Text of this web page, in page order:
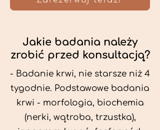
Jakie badania należy
zrobić przed konsultacją?
- Badanie krwi, nie starsze niż 4
tygodnie. Podstawowe badania
krwi - morfologia, biochemia
(nerki, wątroba, trzustka),